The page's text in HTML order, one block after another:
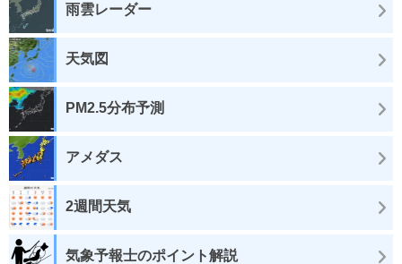
雨雲レーダー
天気図
PM2.5分布予測
アメダス
2週間天気
気象予報士のポイント解説